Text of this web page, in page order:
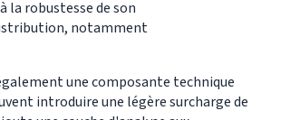
la robustesse de son
notamment
une composante technique
introduire une légère surcharge de